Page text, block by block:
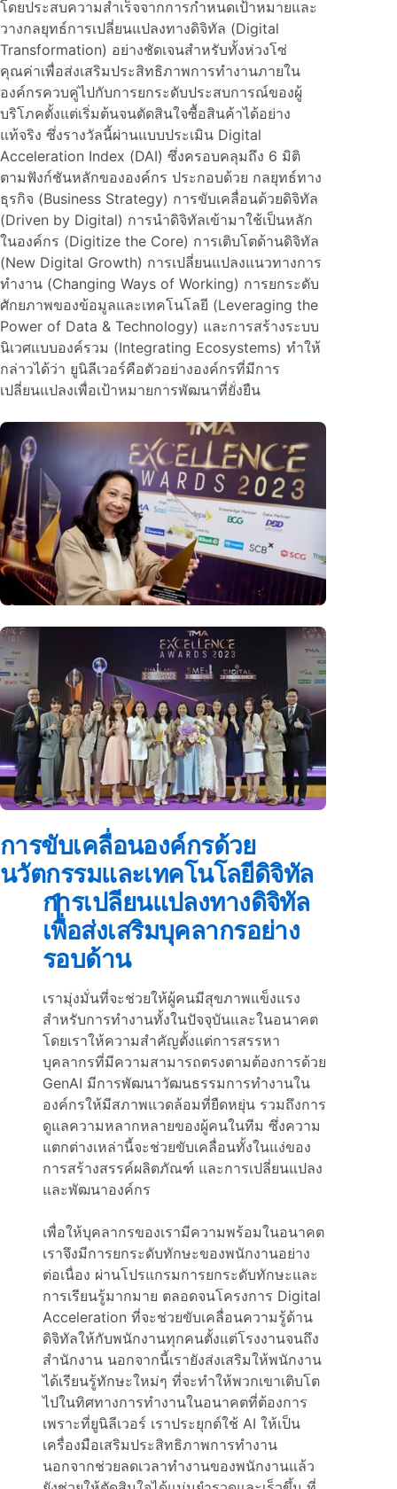
โดยประสบความสำเร็จจากการกำหนดเป้าหมายและ
วางกลยุทธ์การเปลี่ยนแปลงทางดิจิทัล (Digital
Transformation) อย่างชัดเจนสำหรับทั้งห่วงโซ่
คุณค่าเพื่อส่งเสริมประสิทธิภาพการทำงานภายใน
องค์กรควบคู่ไปกับการยกระดับประสบการณ์ของผู้
บริโภคตั้งแต่เริ่มต้นจนตัดสินใจซื้อสินค้าได้อย่าง
แท้จริง ซึ่งรางวัลนี้ผ่านแบบประเมิน Digital
Acceleration Index (DAI) ซึ่งครอบคลุมถึง 6 มิติ
ตามฟังก์ชันหลักขององค์กร ประกอบด้วย กลยุทธ์ทาง
ธุรกิจ (Business Strategy) การขับเคลื่อนด้วยดิจิทัล
(Driven by Digital) การนำดิจิทัลเข้ามาใช้เป็นหลัก
ในองค์กร (Digitize the Core) การเติบโตด้านดิจิทัล
(New Digital Growth) การเปลี่ยนแปลงแนวทางการ
ทำงาน (Changing Ways of Working) การยกระดับ
ศักยภาพของข้อมูลและเทคโนโลยี (Leveraging the
Power of Data & Technology) และการสร้างระบบ
นิเวศแบบองค์รวม (Integrating Ecosystems) ทำให้
กล่าวได้ว่า ยูนิลีเวอร์คือตัวอย่างองค์กรที่มีการ
เปลี่ยนแปลงเพื่อเป้าหมายการพัฒนาที่ยั่งยืน
การขับเคลื่อนองค์กรด้วย
นวัตกรรมและเทคโนโลยีดิจิทัล
การเปลี่ยนแปลงทางดิจิทัล
เพื่อส่งเสริมบุคลากรอย่าง
รอบด้าน
เรามุ่งมั่นที่จะช่วยให้ผู้คนมีสุขภาพแข็งแรง
สำหรับการทำงานทั้งในปัจจุบันและในอนาคต
โดยเราให้ความสำคัญตั้งแต่การสรรหา
บุคลากรที่มีความสามารถตรงตามต้องการด้วย
GenAI มีการพัฒนาวัฒนธรรมการทำงานใน
องค์กรให้มีสภาพแวดล้อมที่ยืดหยุ่น รวมถึงการ
ดูแลความหลากหลายของผู้คนในทีม ซึ่งความ
แตกต่างเหล่านี้จะช่วยขับเคลื่อนทั้งในแง่ของ
การสร้างสรรค์ผลิตภัณฑ์ และการเปลี่ยนแปลง
และพัฒนาองค์กร
เพื่อให้บุคลากรของเรามีความพร้อมในอนาคต
เราจึงมีการยกระดับทักษะของพนักงานอย่าง
ต่อเนื่อง ผ่านโปรแกรมการยกระดับทักษะและ
การเรียนรู้มากมาย ตลอดจนโครงการ Digital
Acceleration ที่จะช่วยขับเคลื่อนความรู้ด้าน
ดิจิทัลให้กับพนักงานทุกคนตั้งแต่โรงงานจนถึง
สำนักงาน นอกจากนี้เรายังส่งเสริมให้พนักงาน
ได้เรียนรู้ทักษะใหม่ๆ ที่จะทำให้พวกเขาเติบโต
ไปในทิศทางการทำงานในอนาคตที่ต้องการ
เพราะที่ยูนิลีเวอร์ เราประยุกต์ใช้ AI ให้เป็น
เครื่องมือเสริมประสิทธิภาพการทำงาน
นอกจากช่วยลดเวลาทำงานของพนักงานแล้ว